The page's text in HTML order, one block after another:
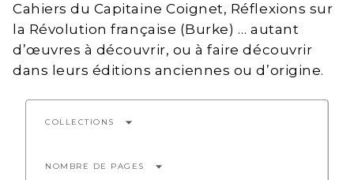
Cahiers du Capitaine Coignet, Réflexions sur
la Révolution française (Burke) … autant
d’œuvres à découvrir, ou à faire découvrir
dans leurs éditions anciennes ou d’origine.
COLLECTIONS arrow_drop_down
NOMBRE DE PAGES arrow_drop_down